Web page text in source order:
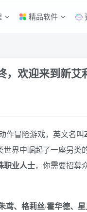
精品软件
，欢迎来到新艾
作冒险游戏，英文名叫
界中崛起了一座另类
职业人士，你需要招募
鸢、格莉丝·霍华德、